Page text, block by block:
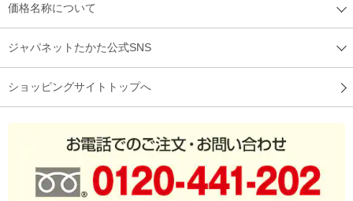
価格名称について
ジャパネットたかた公式SNS
ショッピングサイトトップへ